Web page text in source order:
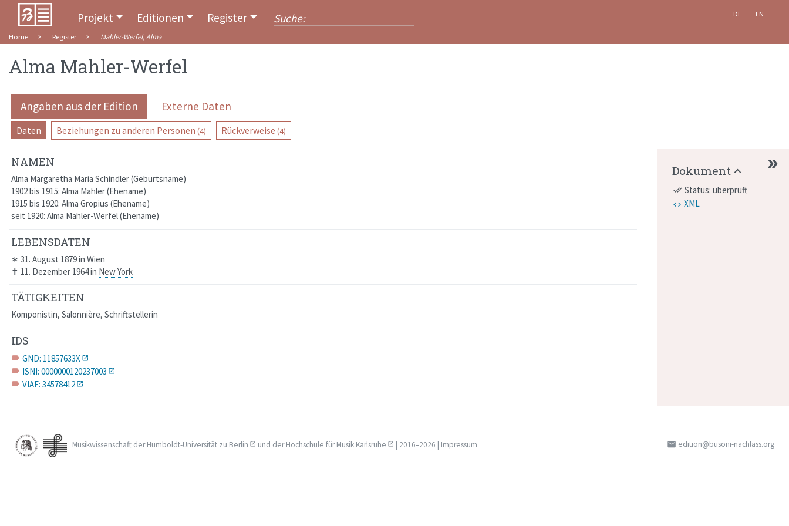
Projekt Editionen Register DE EN
Home Register Mahler-Werfel, Alma
Alma Mahler-Werfel
Angaben aus der Edition Externe Daten
Daten Beziehungen zu anderen Personen (4) Rückverweise (4)
NAMEN
Alma Margaretha Maria Schindler Geburtsname
1902 bis 1915: Alma Mahler Ehename
1915 bis 1920: Alma Gropius Ehename
seit 1920: Alma Mahler-Werfel Ehename
LEBENSDATEN
∗ 31. August 1879in Wien
✝ 11. Dezember 1964in New York
TÄTIGKEITEN
Komponistin, Salonnière, Schriftstellerin
IDS
label GND: 11857633X
label ISNI: 0000000120237003
label VIAF: 34578412
Dokument
done_all Status: überprüft
XML
Musikwissenschaft derHumboldt-Universität zu Berlin und derHochschule für Musik Karlsruhe | 2016–2026 | Impressum email edition@busoni-nachlass.org